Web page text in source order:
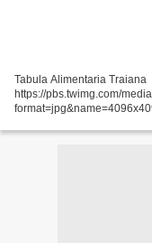
Tabula Alimentaria Traiana
https://pbs.twimg.com/
on how the alimenta